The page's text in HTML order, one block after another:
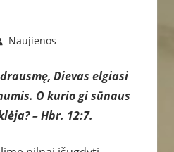
Naujienos
Dievas elgiasi
O kurio gi sūnaus
– Hbr. 12:7.